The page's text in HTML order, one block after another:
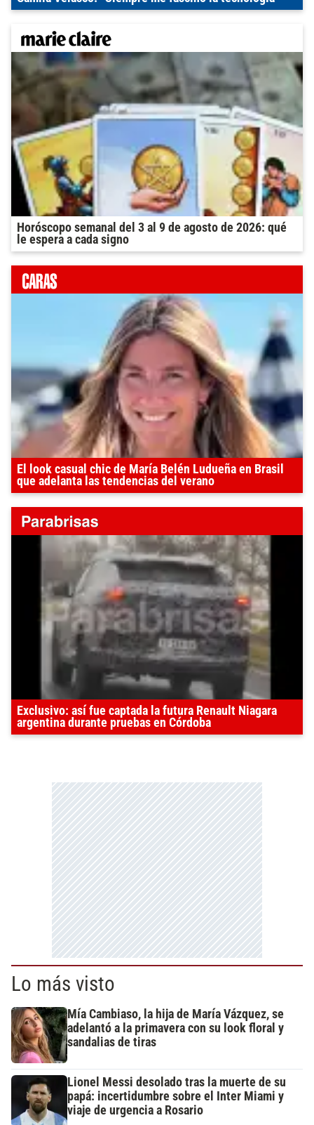
Horóscopo semanal del 3 al 9 de agosto de 2026: qué
le espera a cada signo
El look casual chic de María Belén Ludueña en Brasil
que adelanta las tendencias del verano
Exclusivo: así fue captada la futura Renault Niagara
argentina durante pruebas en Córdoba
Lo más visto
Mía Cambiaso, la hija de María Vázquez, se
adelantó a la primavera con su look floral y
sandalias de tiras
Lionel Messi desolado tras la muerte de su
papá: incertidumbre sobre el Inter Miami y
viaje de urgencia a Rosario